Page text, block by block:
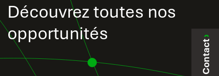
Découvrez toutes nos
opportunités
Contact